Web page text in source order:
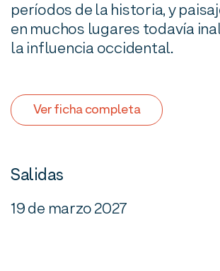
períodos de la historia, y
en muchos lugares todavía
la influencia occidental.
Ver ficha completa
Salidas
19 de marzo 2027